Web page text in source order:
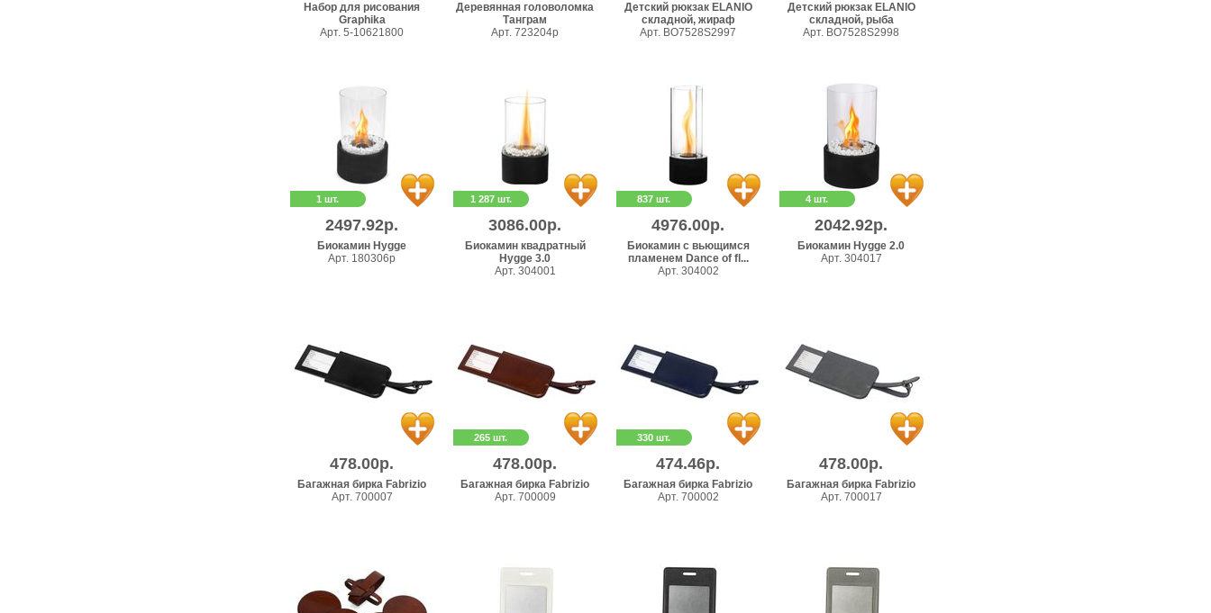
Набор для рисования
Graphika
Арт. 5-10621800
Деревянная головоломка
Танграм
Арт. 723204p
Детский рюкзак ELANIO
складной, жираф
Арт. BO7528S2997
Детский рюкзак ELANIO
складной, рыба
Арт. BO7528S2998
1 шт.
2497.92р.
Биокамин Hygge
Арт. 180306p
1 287 шт.
3086.00р.
Биокамин квадратный
Hygge 3.0
Арт. 304001
837 шт.
4976.00р.
Биокамин с вьющимся
пламенем Dance of fl...
Арт. 304002
4 шт.
2042.92р.
Биокамин Hygge 2.0
Арт. 304017
478.00р.
Багажная бирка Fabrizio
Арт. 700007
265 шт.
478.00р.
Багажная бирка Fabrizio
Арт. 700009
330 шт.
474.46р.
Багажная бирка Fabrizio
Арт. 700002
478.00р.
Багажная бирка Fabrizio
Арт. 700017